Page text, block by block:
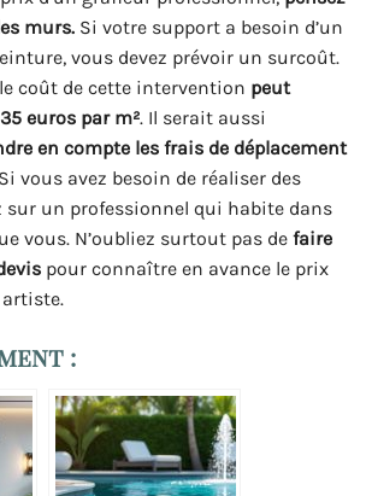
murs. Si votre support a besoin d’un
vous devez prévoir un surcoût.
coût de cette intervention peut
euros par m². Il serait aussi
en compte les frais de déplacement
vous avez besoin de réaliser des
sur un professionnel qui habite dans
vous. N’oubliez surtout pas de faire
pour connaître en avance le prix
: